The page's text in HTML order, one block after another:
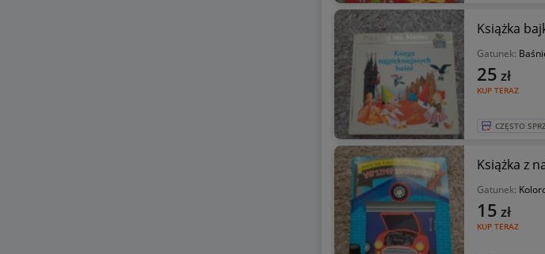
Książka
Gatunek:
KUP TERAZ
25 zł
CZĘSTO
Książka z
Gatunek:
KUP TERAZ
15 zł